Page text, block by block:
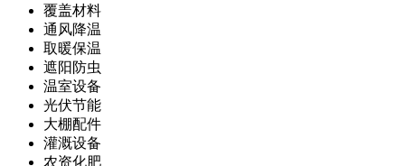
覆盖材料
通风降温
取暖保温
遮阳防虫
温室设备
光伏节能
大棚配件
灌溉设备
农资化肥